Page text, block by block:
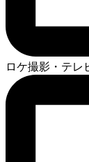
ロケ撮影・テレ